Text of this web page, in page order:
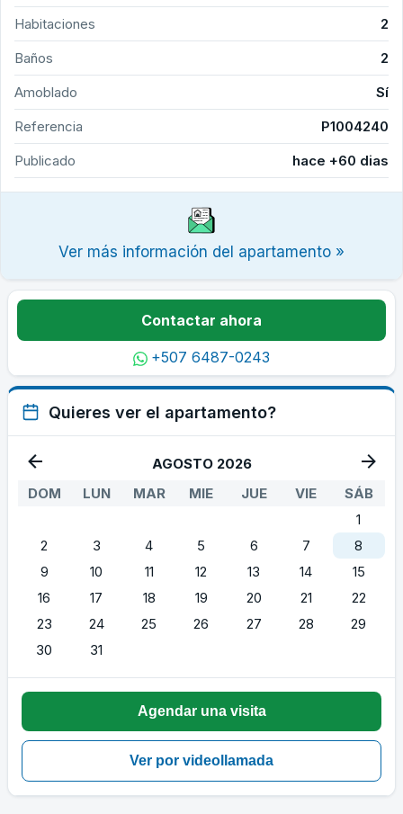
Habitaciones
2
Baños
2
Amoblado
Sí
Referencia
P1004240
Publicado
hace +60 dias
Ver más información del apartamento »
Contactar ahora
+507 6487-0243
Quieres ver el apartamento?
AGOSTO 2026
DOM
LUN MAR MIE JUE VIE
SÁB
1
2
3 4 5 6 7
8
9
10 11 12 13 14
15
16
17 18 19 20 21
22
23
24 25 26 27 28
29
30
31